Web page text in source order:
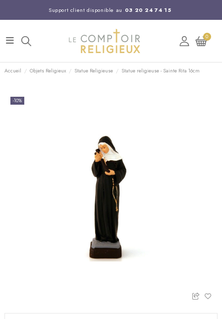
Support client disponible au 03 20 24 74 15
expédition le jour même !
0
Accueil Objets Religieux Statue Religieuse Statue religieuse - Sainte Rita 16cm
-10%